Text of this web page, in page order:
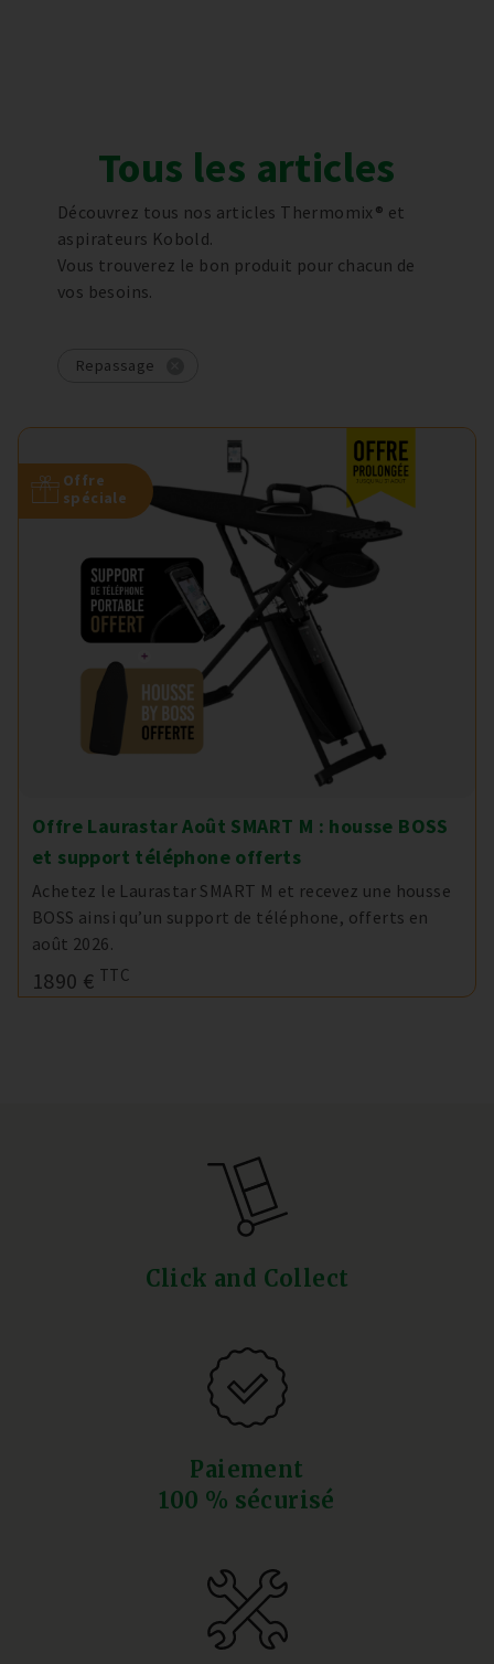
Tous les articles
Découvrez tous nos articles Thermomix® et
aspirateurs Kobold.
Vous trouverez le bon produit pour chacun de
vos besoins.
Repassage
Offre
spéciale
Offre Laurastar Août SMART M : housse BOSS
et support téléphone offerts
Achetez le Laurastar SMART M et recevez une housse
BOSS ainsi qu’un support de téléphone, offerts en
août 2026.
1890 € TTC
Click and Collect
Paiement
100 % sécurisé